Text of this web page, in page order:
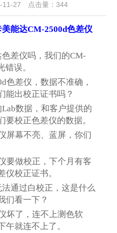
27 点击量： 344
能达CM-2500d色差仪
差仪吗，我们的CM-
错误。
色差仪，数据不准确，
能出校正证书吗？
数据，和客户提供的
要校正色差仪的数据。
屏幕不亮、蓝屏，你们
要做校正，下个月有客
仪校正证书。
通过白校正，这是什么
们看一下？
坏了，连不上测色软
午就连不上了。